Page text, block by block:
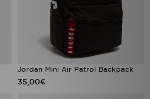
Jordan Mini Air Patrol Backpack
35,00€